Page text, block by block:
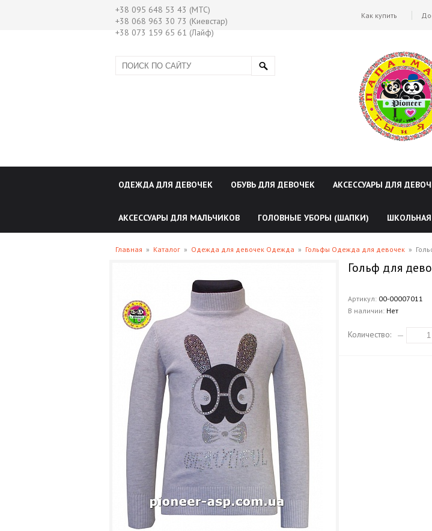
+38 095 648 53 43 (МТС)
+38 068 963 30 73 (Киевстар)
+38 073 159 65 61 (Лайф)
Как купить
ОДЕЖДА ДЛЯ ДЕВОЧЕК ОБУВЬ ДЛЯ ДЕВОЧЕК АКСЕССУАРЫ ДЛЯ
АКСЕССУАРЫ ДЛЯ МАЛЬЧИКОВ ГОЛОВНЫЕ УБОРЫ (ШАПКИ)
Главная » Каталог » Одежда для девочек Одежда » Гольфы Одежда для девочек »
Гольф для
Артикул: 00-00007011
В наличии: Нет
Количество: